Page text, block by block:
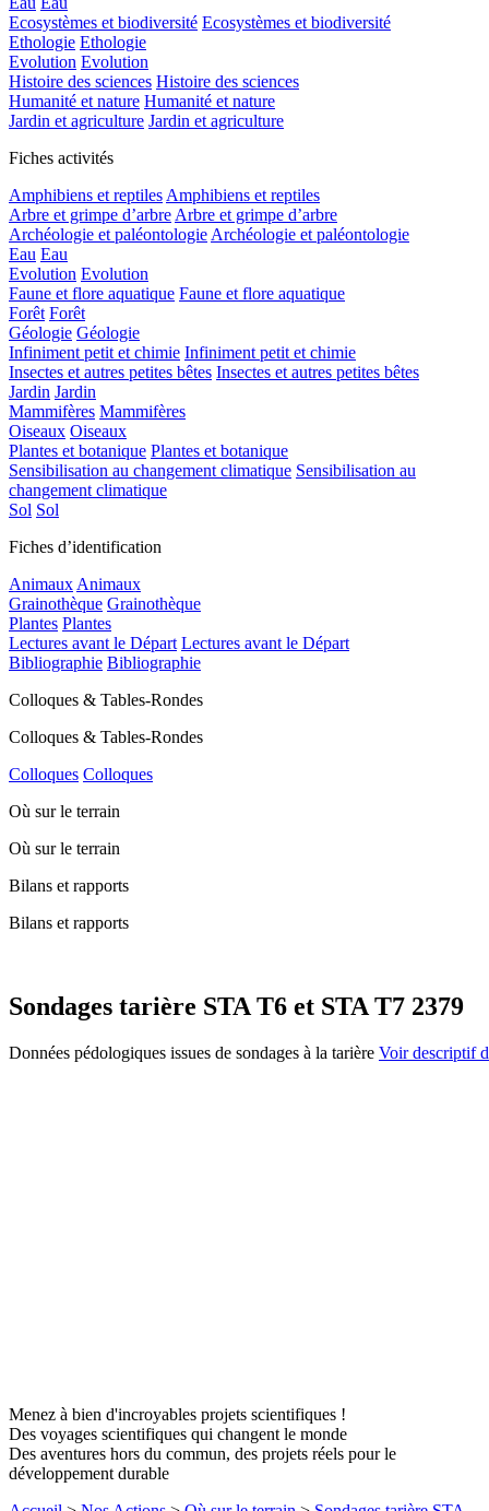
Ecosystèmes et biodiversité Ecosystèmes et biodiversité
Ethologie Ethologie
Evolution Evolution
Histoire des sciences Histoire des sciences
Humanité et nature Humanité et nature
Jardin et agriculture Jardin et agriculture
Fiches activités
Amphibiens et reptiles Amphibiens et reptiles
Arbre et grimpe d’arbre Arbre et grimpe d’arbre
Archéologie et paléontologie Archéologie et paléontologie
Eau Eau
Evolution Evolution
Faune et flore aquatique Faune et flore aquatique
Forêt Forêt
Géologie Géologie
Infiniment petit et chimie Infiniment petit et chimie
Insectes et autres petites bêtes Insectes et autres petites bêtes
Jardin Jardin
Mammifères Mammifères
Oiseaux Oiseaux
Plantes et botanique Plantes et botanique
Sensibilisation au changement climatique Sensibilisation au
changement climatique
Sol Sol
Fiches d’identification
Animaux Animaux
Grainothèque Grainothèque
Plantes Plantes
Lectures avant le Départ Lectures avant le Départ
Bibliographie Bibliographie
Colloques & Tables-Rondes
Colloques & Tables-Rondes
Colloques Colloques
Où sur le terrain
Où sur le terrain
Bilans et rapports
Bilans et rapports
Sondages tarière STA T6 et STA T7 2379
Données pédologiques issues de sondages à la tarière Voir descriptif
Menez à bien d'incroyables projets scientifiques !
Des voyages scientifiques qui changent le monde
Des aventures hors du commun, des projets réels pour le
développement durable